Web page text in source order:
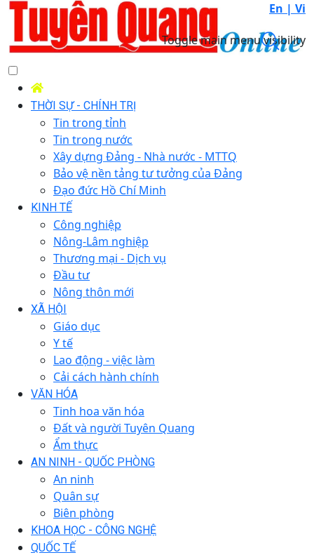
En | Vi
Toggle main menu visibility
THỜI SỰ - CHÍNH TRỊ
Tin trong tỉnh
Tin trong nước
Xây dựng Đảng - Nhà nước - MTTQ
Bảo vệ nền tảng tư tưởng của Đảng
Đạo đức Hồ Chí Minh
KINH TẾ
Công nghiệp
Nông-Lâm nghiệp
Thương mại - Dịch vụ
Đầu tư
Nông thôn mới
XÃ HỘI
Giáo dục
Y tế
Lao động - việc làm
Cải cách hành chính
VĂN HÓA
Tinh hoa văn hóa
Đất và người Tuyên Quang
Ẩm thực
AN NINH - QUỐC PHÒNG
An ninh
Quân sự
Biên phòng
KHOA HỌC - CÔNG NGHỆ
QUỐC TẾ